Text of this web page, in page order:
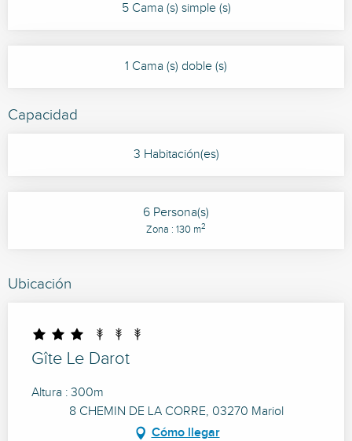
5 Cama (s) simple (s)
1 Cama (s) doble (s)
Capacidad
3 Habitación(es)
6 Persona(s)
Zona : 130 m2
Ubicación
Gîte Le Darot
Altura : 300m
8 CHEMIN DE LA CORRE, 03270 Mariol
Cómo llegar